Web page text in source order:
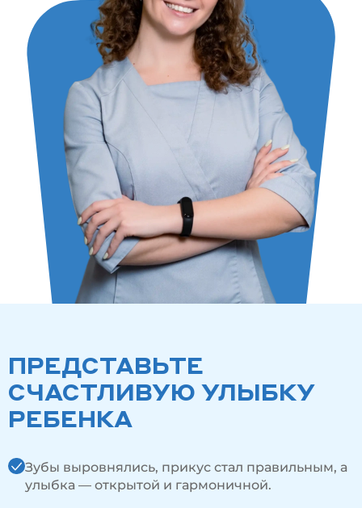
ПРЕДСТАВЬТЕ
СЧАСТЛИВУЮ УЛЫБКУ
РЕБЕНКА
Зубы выровнялись, прикус стал правильным, а
улыбка — открытой и гармоничной.